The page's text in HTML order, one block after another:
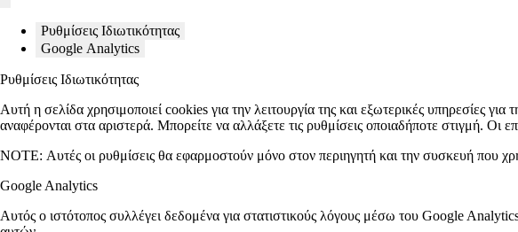
Ρυθμίσεις Ιδιωτικότητας
Google Analytics
Ρυθμίσεις Ιδιωτικότητας
Αυτή η σελίδα χρησιμοποιεί cookies για την λειτουργία της και εξωτερικές υπηρεσίες
αναφέρονται στα αριστερά. Μπορείτε να αλλάξετε τις ρυθμίσεις οποιαδήποτε στιγμή. Οι
NOTE: Αυτές οι ρυθμίσεις θα εφαρμοστούν μόνο στον περιηγητή και την συσκευή που
Google Analytics
Αυτός ο ιστότοπος συλλέγει δεδομένα για στατιστικούς λόγους μέσω του Google